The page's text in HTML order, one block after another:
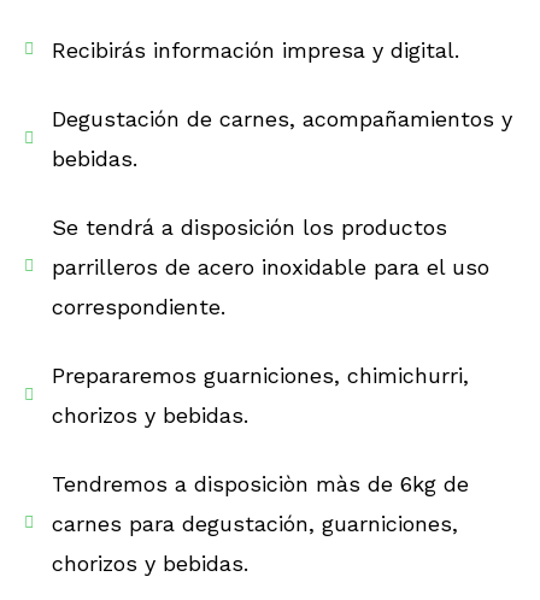
Recibirás información impresa y digital.
Degustación de carnes, acompañamientos y
bebidas.
Se tendrá a disposición los productos
parrilleros de acero inoxidable para el uso
correspondiente.
Prepararemos guarniciones, chimichurri,
chorizos y bebidas.
Tendremos a disposiciòn màs de 6kg de
carnes para degustación, guarniciones,
chorizos y bebidas.